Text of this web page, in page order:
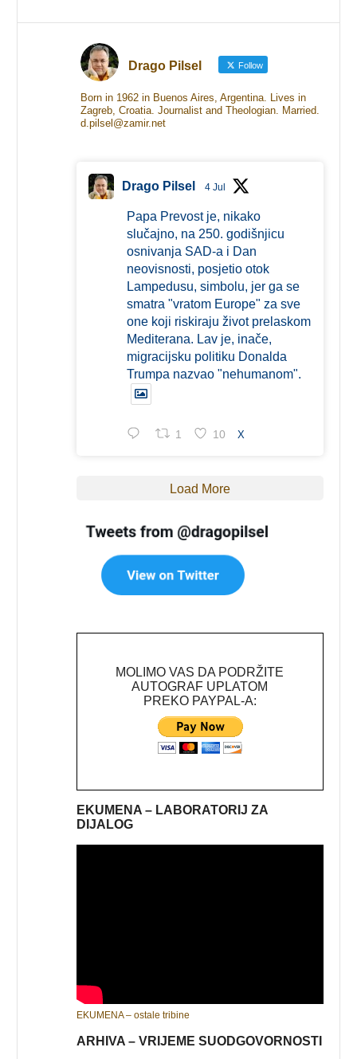
Drago Pilsel Follow
Born in 1962 in Buenos Aires, Argentina. Lives in
Zagreb, Croatia. Journalist and Theologian. Married.
d.pilsel@zamir.net
Drago Pilsel 4 Jul
Papa Prevost je, nikako
slučajno, na 250. godišnjicu
osnivanja SAD-a i Dan
neovisnosti, posjetio otok
Lampedusu, simbolu, jer ga se
smatra "vratom Europe" za sve
one koji riskiraju život prelaskom
Mediterana. Lav je, inače,
migracijsku politiku Donalda
Trumpa nazvao "nehumanom".
1 10 X
Load More
MOLIMO VAS DA PODRŽITE
AUTOGRAF UPLATOM
PREKO PAYPAL-A:
EKUMENA – LABORATORIJ ZA
DIJALOG
EKUMENA – ostale tribine
ARHIVA – VRIJEME SUODGOVORNOSTI